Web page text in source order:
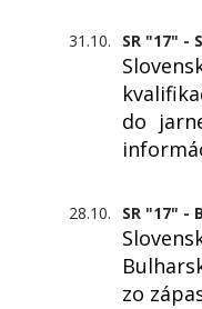
31.10. SR "17" -
do
28.10. SR "17" -
zo